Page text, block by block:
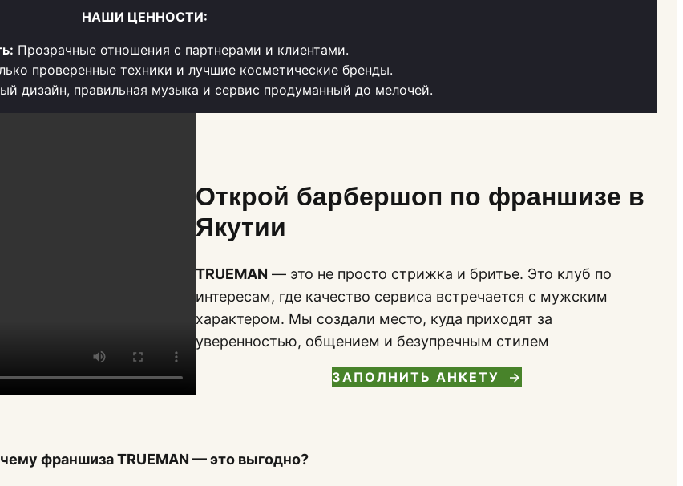
НАШИ ЦЕННОСТИ:
Прозрачные отношения с партнерами и клиентами.
проверенные техники и лучшие косметические бренды.
дизайн, правильная музыка и сервис продуманный до мелочей.
Открой барбершоп по франшизе в
Якутии
TRUEMAN — это не просто стрижка и бритье. Это клуб по
интересам, где качество сервиса встречается с мужским
характером. Мы создали место, куда приходят за
уверенностью, общением и безупречным стилем
ЗАПОЛНИТЬ АНКЕТУ
франшиза TRUEMAN — это выгодно?